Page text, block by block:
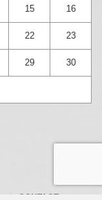
15 16
22 23
29 30
CONTACT